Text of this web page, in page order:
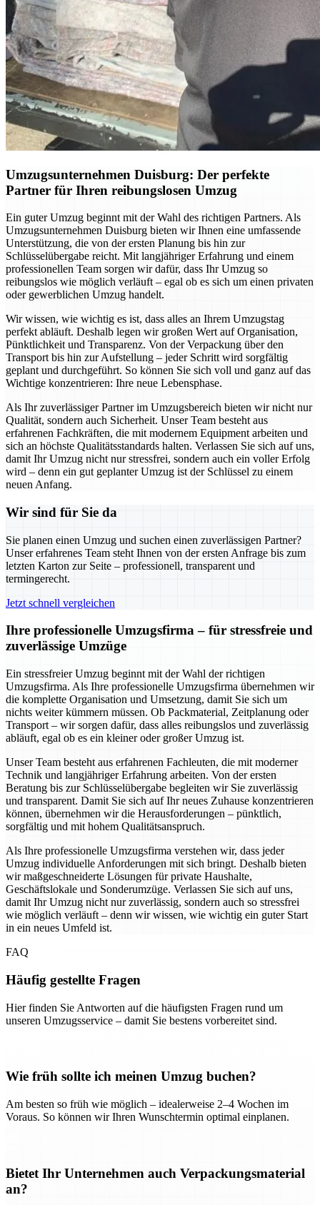
Umzugsunternehmen Duisburg: Der perfekte
Partner für Ihren reibungslosen Umzug
Ein guter Umzug beginnt mit der Wahl des richtigen Partners. Als
Umzugsunternehmen Duisburg bieten wir Ihnen eine umfassende
Unterstützung, die von der ersten Planung bis hin zur
Schlüsselübergabe reicht. Mit langjähriger Erfahrung und einem
professionellen Team sorgen wir dafür, dass Ihr Umzug so
reibungslos wie möglich verläuft – egal ob es sich um einen privaten
oder gewerblichen Umzug handelt.
Wir wissen, wie wichtig es ist, dass alles an Ihrem Umzugstag
perfekt abläuft. Deshalb legen wir großen Wert auf Organisation,
Pünktlichkeit und Transparenz. Von der Verpackung über den
Transport bis hin zur Aufstellung – jeder Schritt wird sorgfältig
geplant und durchgeführt. So können Sie sich voll und ganz auf das
Wichtige konzentrieren: Ihre neue Lebensphase.
Als Ihr zuverlässiger Partner im Umzugsbereich bieten wir nicht nur
Qualität, sondern auch Sicherheit. Unser Team besteht aus
erfahrenen Fachkräften, die mit modernem Equipment arbeiten und
sich an höchste Qualitätsstandards halten. Verlassen Sie sich auf uns,
damit Ihr Umzug nicht nur stressfrei, sondern auch ein voller Erfolg
wird – denn ein gut geplanter Umzug ist der Schlüssel zu einem
neuen Anfang.
Wir sind für Sie da
Sie planen einen Umzug und suchen einen zuverlässigen Partner?
Unser erfahrenes Team steht Ihnen von der ersten Anfrage bis zum
letzten Karton zur Seite – professionell, transparent und
termingerecht.
Jetzt schnell vergleichen
Ihre professionelle Umzugsfirma – für stressfreie und
zuverlässige Umzüge
Ein stressfreier Umzug beginnt mit der Wahl der richtigen
Umzugsfirma. Als Ihre professionelle Umzugsfirma übernehmen wir
die komplette Organisation und Umsetzung, damit Sie sich um
nichts weiter kümmern müssen. Ob Packmaterial, Zeitplanung oder
Transport – wir sorgen dafür, dass alles reibungslos und zuverlässig
abläuft, egal ob es ein kleiner oder großer Umzug ist.
Unser Team besteht aus erfahrenen Fachleuten, die mit moderner
Technik und langjähriger Erfahrung arbeiten. Von der ersten
Beratung bis zur Schlüsselübergabe begleiten wir Sie zuverlässig
und transparent. Damit Sie sich auf Ihr neues Zuhause konzentrieren
können, übernehmen wir die Herausforderungen – pünktlich,
sorgfältig und mit hohem Qualitätsanspruch.
Als Ihre professionelle Umzugsfirma verstehen wir, dass jeder
Umzug individuelle Anforderungen mit sich bringt. Deshalb bieten
wir maßgeschneiderte Lösungen für private Haushalte,
Geschäftslokale und Sonderumzüge. Verlassen Sie sich auf uns,
damit Ihr Umzug nicht nur zuverlässig, sondern auch so stressfrei
wie möglich verläuft – denn wir wissen, wie wichtig ein guter Start
in ein neues Umfeld ist.
FAQ
Häufig gestellte Fragen
Hier finden Sie Antworten auf die häufigsten Fragen rund um
unseren Umzugsservice – damit Sie bestens vorbereitet sind.
Wie früh sollte ich meinen Umzug buchen?
Am besten so früh wie möglich – idealerweise 2–4 Wochen im
Voraus. So können wir Ihren Wunschtermin optimal einplanen.
Bietet Ihr Unternehmen auch Verpackungsmaterial
an?